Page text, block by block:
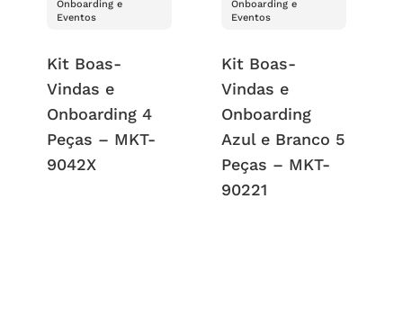
Onboarding e
Eventos
Kit Boas-
Vindas e
Onboarding 4
Peças – MKT-
9042X
Onboarding e
Eventos
Kit Boas-
Vindas e
Onboarding
Azul e Branco 5
Peças – MKT-
90221